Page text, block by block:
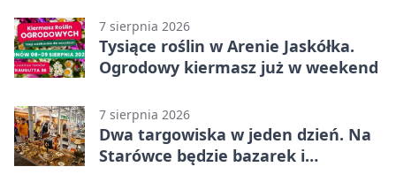
7 sierpnia 2026
Tysiące roślin w Arenie Jaskółka.
Ogrodowy kiermasz już w weekend
7 sierpnia 2026
Dwa targowiska w jeden dzień. Na
Starówce będzie bazarek i